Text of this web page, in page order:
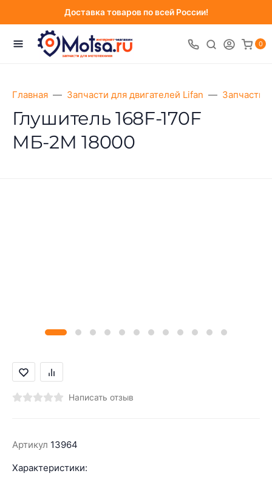
Доставка товаров по всей России!
0
Главная Запчасти для двигателей Lifan Запчасти
Глушитель 168F-170F
МБ-2М 18000
Написать отзыв
Артикул 13964
Характеристики: